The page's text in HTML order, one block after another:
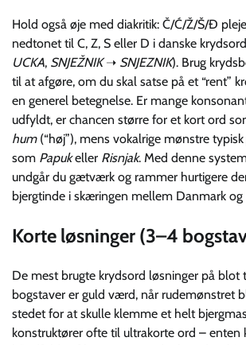
Hold også øje med diakritik: Č/Ć/Ž/Š/Đ
nedtonet til C, Z, S eller D i danske
UCKA, SNJEŽNIK➝ SNJEZNIK). Brug
til at afgøre, om du skal satse på et “rent”
en generel betegnelse. Er mange
udfyldt, er chancen større for et kort ord
hum(“høj”), mens vokalrige mønstre
som Papukeller Risnjak. Med denne
undgår du gætværk og rammer hurtigere
bjergtinde i skæringen mellem Danmark
Korte løsninger (3–4
De mest brugte krydsord løsninger på blot
bogstaver er guld værd, når rudemønstret
stedet for at skulle klemme et helt
konstruktører ofte til ultrakorte ord – enten